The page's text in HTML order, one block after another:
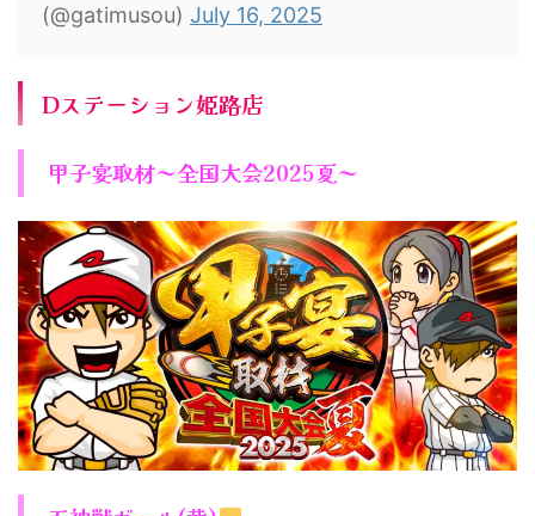
(@gatimusou) July 16, 2025
Dステーション姫路店
甲子宴取材～全国大会2025夏～